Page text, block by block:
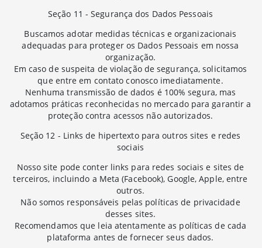
Seção 11 - Segurança dos Dados Pessoais
Buscamos adotar medidas técnicas e organizacionais
adequadas para proteger os Dados Pessoais em nossa
organização.
Em caso de suspeita de violação de segurança, solicitamos
que entre em contato conosco imediatamente.
Nenhuma transmissão de dados é 100% segura, mas
adotamos práticas reconhecidas no mercado para garantir a
proteção contra acessos não autorizados.
Seção 12 - Links de hipertexto para outros sites e redes
sociais
Nosso site pode conter links para redes sociais e sites de
terceiros, incluindo a Meta (Facebook), Google, Apple, entre
outros.
Não somos responsáveis pelas políticas de privacidade
desses sites.
Recomendamos que leia atentamente as políticas de cada
plataforma antes de fornecer seus dados.